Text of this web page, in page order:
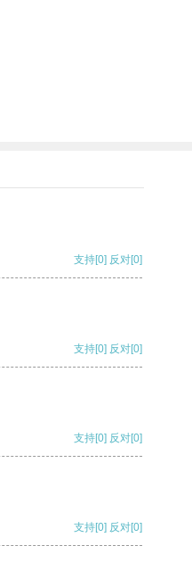
支持[0] 反对[0]
支持[0] 反对[0]
支持[0] 反对[0]
支持[0] 反对[0]